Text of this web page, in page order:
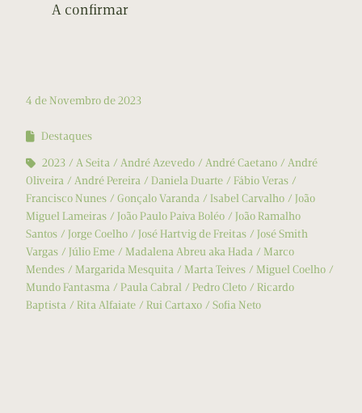
A confirmar
4 de Novembro de 2023
Destaques
2023
A Seita André Azevedo André Caetano
André
Oliveira
André Pereira Daniela Duarte
Fábio Veras
Francisco Nunes
Gonçalo Varanda Isabel Carvalho
João
Miguel Lameiras
João Paulo Paiva Boléo
João Ramalho
Santos
Jorge Coelho José Hartvig de Freitas
José Smith
Vargas
Júlio Eme Madalena Abreu aka Hada
Marco
Mendes
Margarida Mesquita Marta Teives
Miguel Coelho
Mundo Fantasma
Paula Cabral Pedro Cleto
Ricardo
Baptista
Rita Alfaiate Rui Cartaxo Sofia Neto